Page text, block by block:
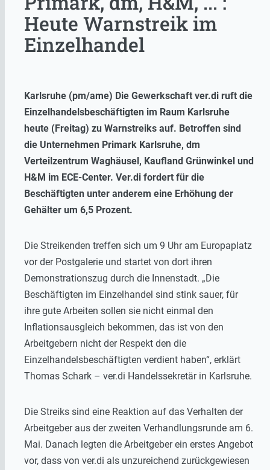
Heute Warnstreik im
Einzelhandel
Karlsruhe (pm/ame) Die Gewerkschaft ver.di ruft die
Einzelhandelsbeschäftigten im Raum Karlsruhe
heute (Freitag) zu Warnstreiks auf. Betroffen sind
die Unternehmen Primark Karlsruhe, dm
Verteilzentrum Waghäusel, Kaufland Grünwinkel und
H&M im ECE-Center. Ver.di fordert für die
Beschäftigten unter anderem eine Erhöhung der
Gehälter um 6,5 Prozent.
Die Streikenden treffen sich um 9 Uhr am Europaplatz
vor der Postgalerie und startet von dort ihren
Demonstrationszug durch die Innenstadt. „Die
Beschäftigten im Einzelhandel sind stink sauer, für
ihre gute Arbeiten sollen sie nicht einmal den
Inflationsausgleich bekommen, das ist von den
Arbeitgebern nicht der Respekt den die
Einzelhandelsbeschäftigten verdient haben“, erklärt
Thomas Schark – ver.di Handelssekretär in Karlsruhe.
Die Streiks sind eine Reaktion auf das Verhalten der
Arbeitgeber aus der zweiten Verhandlungsrunde am 6.
Mai. Danach legten die Arbeitgeber ein erstes Angebot
vor, dass von ver.di als unzureichend zurückgewiesen